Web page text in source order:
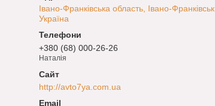
Івано-Франківська область, Івано-Франківськ,
Україна
+380 (68) 000-26-26
Наталія
http://avto7ya.com.ua